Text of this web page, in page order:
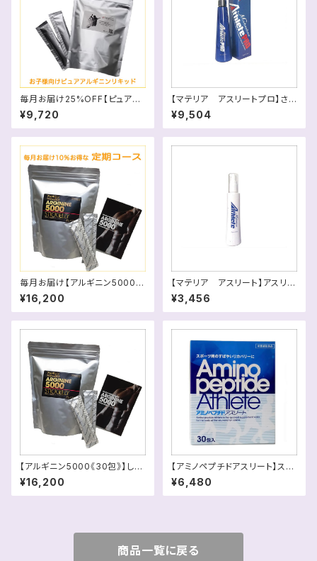
毎月お届け25%OFF【ピュアア
ルギニンリキッド(30包)】スマホ
は画像を横に
¥9,720
【マテリア アスリートプロ】さら
ば筋肉痛！驚きの乳酸菌効果！！
送料別
¥9,504
毎月お届け【アルギニン5000】
30 包+3包（定期10％還元）ス
マホは画像を横に
¥16,200
【マテリア アスリート】アスリー
トプロのライト版 練習後の筋
肉・関節のケア
¥3,456
【アルギニン5000《30包》】しじ
み10,000個分のアルギニン（ア
ミノ酸）送料込
¥16,200
【アミノペプチドアスリート】スポ
ーツ時の素早いリカバリーに！送
料別
¥6,480
商品一覧に戻る